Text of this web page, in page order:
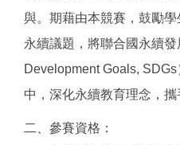
與。期藉由本競賽，鼓勵
永續議題，將聯合國永續
Development Goals,
中，深化永續教育理念，攜
二、參賽資格：